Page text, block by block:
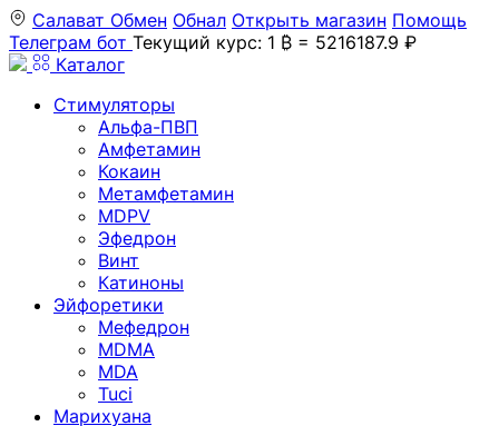
Салават Обмен Обнал Открыть магазин Помощь
Телеграм бот Текущий курс: 1 ₿ = 5216187.9 ₽
Каталог
Стимуляторы
Альфа-ПВП
Амфетамин
Кокаин
Метамфетамин
MDPV
Эфедрон
Винт
Катиноны
Эйфоретики
Мефедрон
MDMA
MDA
Tuci
Марихуана